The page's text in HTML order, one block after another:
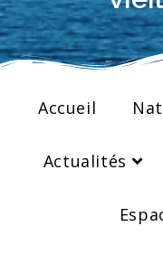
Accueil
Actualités